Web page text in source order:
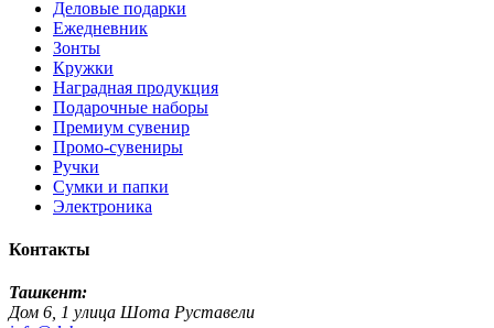
Деловые подарки
Ежедневник
Зонты
Кружки
Наградная продукция
Подарочные наборы
Премиум сувенир
Промо-сувениры
Ручки
Сумки и папки
Электроника
Контакты
Ташкент:
Дом 6, 1 улица Шота Руставели